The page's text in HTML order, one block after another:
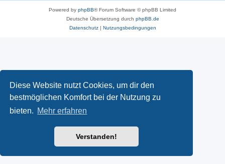
Diese Website nutzt Cookies, um dir den
bestmöglichen Komfort bei der Nutzung zu
bieten. Mehr erfahren
Verstanden!
Powered by phpBB® Forum Software © phpBB Limited
Deutsche Übersetzung durch phpBB.de
Datenschutz | Nutzungsbedingungen